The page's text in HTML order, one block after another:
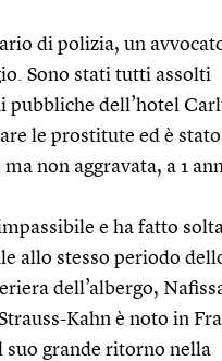
di polizia, un
Sono stati tutti assolti
pubbliche dell’hotel
le prostitute ed è stato
non aggravata, a 1
e ha fatto
allo stesso periodo
dell’albergo,
Kahn è noto in
suo grande ritorno nella